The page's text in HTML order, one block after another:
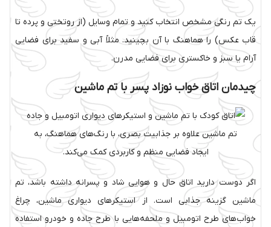
یک تم رنگی مشخص انتخاب کنید و تمام وسایل (از روتختی و پرده تا
قاب عکس) را هماهنگ با آن بچینید. مثلاً آبی و سفید برای فضایی
آرام یا سبز و خاکستری برای فضایی مدرن.
چیدمان اتاق خواب نوزاد پسر با تم ماشین
تم ماشین علاوه بر جذابیت بصری، با رنگ‌های هماهنگ، به
ایجاد فضایی منظم و کاربردی کمک می‌کند.
اگر دوست دارید اتاق حال‌ و هوایی شاد و پسرانه داشته باشد، تم
ماشین گزینه جذابی است. از استیکرهای دیواری ماشین، چراغ
خواب‌های طرح اتومبیل و ملحفه‌هایی با طرح جاده و خودرو استفاده